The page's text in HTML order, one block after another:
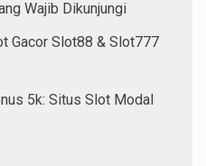
Wajib Dikunjungi
Gacor Slot88 & Slot777
5k: Situs Slot Modal